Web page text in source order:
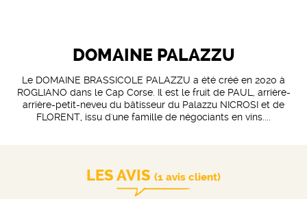
DOMAINE PALAZZU
Le DOMAINE BRASSICOLE PALAZZU a été créé en 2020 à
ROGLIANO dans le Cap Corse. Il est le fruit de PAUL, arrière-
arrière-petit-neveu du bâtisseur du Palazzu NICROSI et de
FLORENT, issu d'une famille de négociants en vins....
LES AVIS (1 avis client)